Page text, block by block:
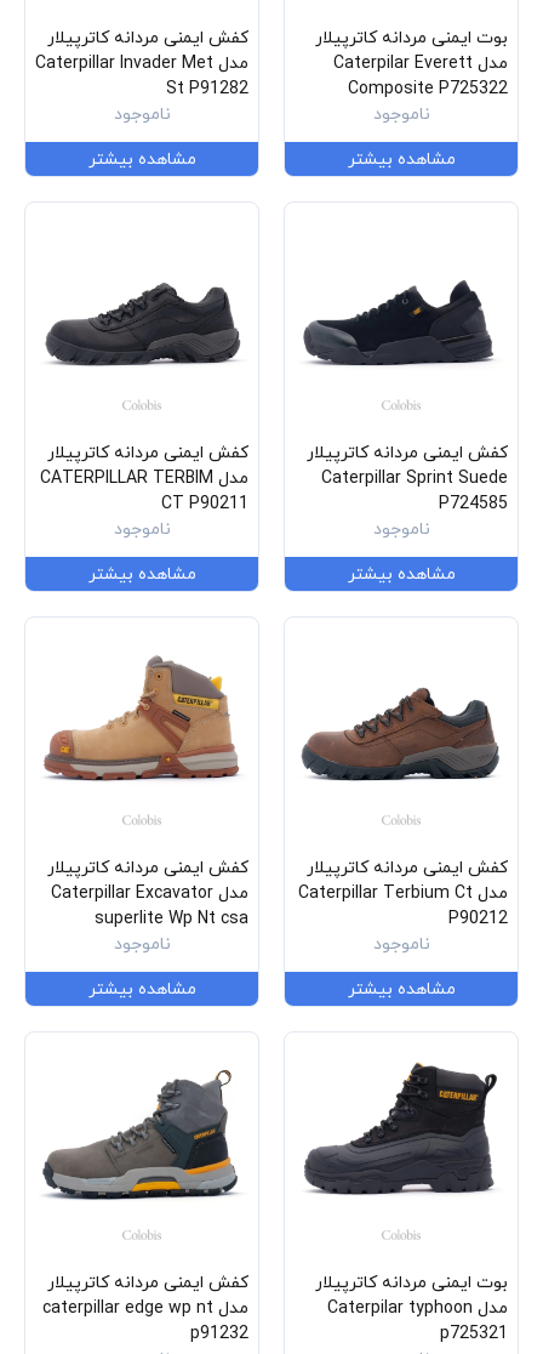
بوت ایمنی مردانه کاترپیلار
مدل Caterpilar Everett
Composite P725322
ناموجود
مشاهده بیشتر
کفش ایمنی مردانه کاترپیلار
مدل Caterpillar Invader Met
St P91282
ناموجود
مشاهده بیشتر
کفش ایمنی مردانه کاترپیلار
Caterpillar Sprint Suede
P724585
ناموجود
مشاهده بیشتر
کفش ایمنی مردانه کاترپیلار
مدل CATERPILLAR TERBIM
CT P90211
ناموجود
مشاهده بیشتر
کفش ایمنی مردانه کاترپیلار
مدل Caterpillar Terbium Ct
P90212
ناموجود
مشاهده بیشتر
کفش ایمنی مردانه کاترپیلار
مدل Caterpillar Excavator
superlite Wp Nt csa
ناموجود
مشاهده بیشتر
بوت ایمنی مردانه کاترپیلار
مدل Caterpilar typhoon
p725321
کفش ایمنی مردانه کاترپیلار
مدل caterpillar edge wp nt
p91232